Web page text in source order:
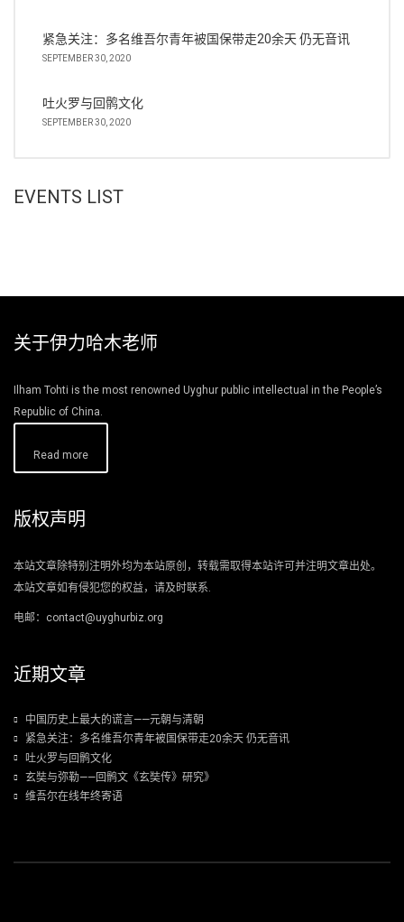
紧急关注：多名维吾尔青年被国保带走20余天 仍无音讯
SEPTEMBER 30, 2020
吐火罗与回鹘文化
SEPTEMBER 30, 2020
EVENTS LIST
关于伊力哈木老师
Ilham Tohti is the most renowned Uyghur public intellectual in the People’s
Republic of China.
Read more
版权声明
本站文章除特别注明外均为本站原创，转载需取得本站许可并注明文章出处。
本站文章如有侵犯您的权益，请及时联系.
电邮：contact@uyghurbiz.org
近期文章
中国历史上最大的谎言——元朝与清朝
紧急关注：多名维吾尔青年被国保带走20余天 仍无音讯
吐火罗与回鹘文化
玄奘与弥勒——回鹘文《玄奘传》研究》
维吾尔在线年终寄语